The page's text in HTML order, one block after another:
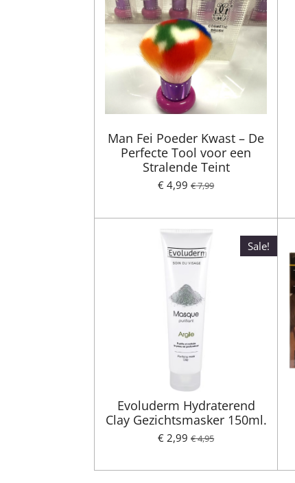
Man Fei Poeder Kwast – De
Perfecte Tool voor een
Stralende Teint
€ 4,99 € 7,99
Sale!
Evoluderm Hydraterend
Clay Gezichtsmasker 150ml.
€ 2,99 € 4,95